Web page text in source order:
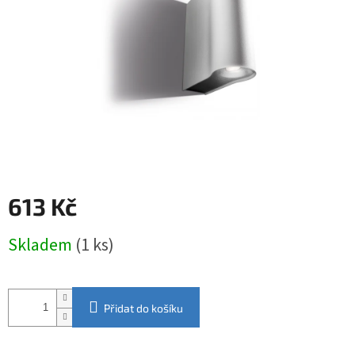
613 Kč
cena:
Skladem (1 ks)
Přidat do košíku